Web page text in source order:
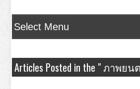
Articles Posted in the " ภาพยน
Boys Club – รวมพลรวยอัจฉริย